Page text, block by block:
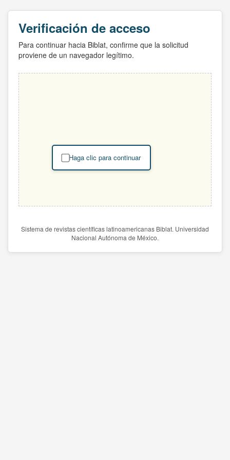
Verificación de acceso
Para continuar hacia Biblat, confirme que la solicitud
proviene de un navegador legítimo.
Haga clic para continuar
Sistema de revistas científicas latinoamericanas Biblat. Universidad
Nacional Autónoma de México.